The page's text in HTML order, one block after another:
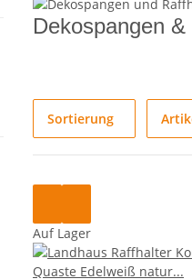
Dekospangen
Sortierung
Auf Lager